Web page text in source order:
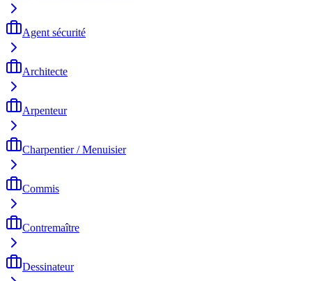
Agent sécurité
Architecte
Arpenteur
Charpentier / Menuisier
Commis
Contremaître
Dessinateur